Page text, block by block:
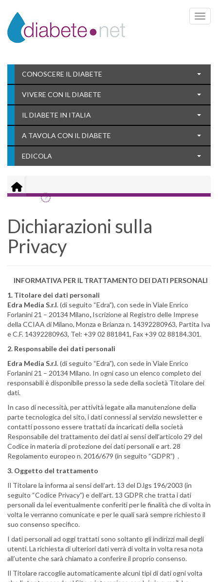
Toggle
CONOSCERE IL DIABETE
VIVERE CON IL DIABETE
IL DIABETE IN ITALIA
A TAVOLA CON IL DIABETE
EDICOLA
Dichiarazioni sulla
Privacy
INFORMATIVA PER IL TRATTAMENTO DEI DATI PERSONALI
1. Titolare dei dati personali
Edra Media S.r.l. (di seguito “Edra”), con sede in Viale Enrico
Forlanini 21 – 20134 Milano, Iscrizione al Registro delle Imprese
della CCIAA di Milano, Monza e Brianza n. 14392280963, Partita Iva
e C.F. 14392280963, Tel: +39 02 881841, Fax +39 02 88184.301.
2. Responsabile dei dati personali
Edra Media S.r.l. (di seguito “Edra”), con sede in Viale Enrico
Forlanini 21 – 20134 Milano. In ogni caso un elenco completo dei
responsabili è disponibile presso la sede della società Titolare dei
dati.
In caso di necessità, per attività legate alla manutenzione della
parte tecnologica del sito, i dati connessi al servizio newsletter e
contatti possono essere trattati da incaricati della società
Responsabile del trattamento dei dati ai sensi dell’articolo 29 del
Codice in materia di protezione dei dati personali e art. 28
Regolamento europeo n. 2016/679 (in seguito “GDPR”) .
3. Oggetto del trattamento
Il Titolare la informa ai sensi dell’art. 13 del D.lgs 196/2003 (in
seguito “Codice Privacy”) e dell’art. 13 GDPR che tratta i dati
personali da lei eventualmente conferiti per le finalità che di volta in
volta le verranno comunicate e per le quali sarà sempre richiesto il
suo consenso specifico.
I dati personali ad oggi trattati sono soltanto gli indirizzi mail degli
utenti. La richiesta di ulteriori dati verrà di volta in volta resa nota
all’utente che sarà chiamato a conferire il proprio consenso.
Il Titolare raccoglie automaticamente alcuni tipi di dati ogni volta